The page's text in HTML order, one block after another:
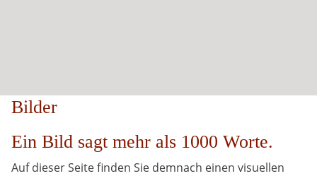
Bilder
Ein Bild sagt mehr als 1000 Worte.
Auf dieser Seite finden Sie demnach einen visuellen